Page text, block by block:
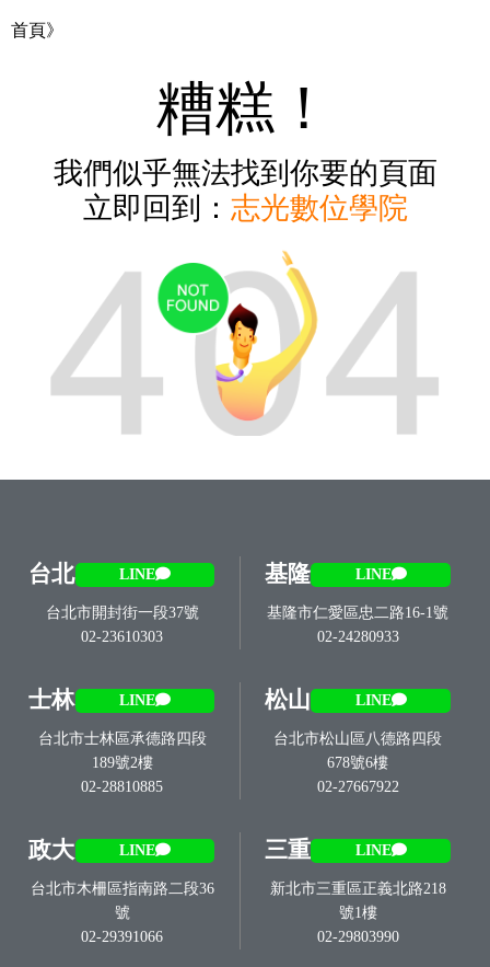
首頁》
糟糕！
我們似乎無法找到你要的頁面
立即回到： 志光數位學院
台北 LINE
台北市開封街一段37號
02-23610303
基隆 LINE
基隆市仁愛區忠二路16-1號
02-24280933
士林 LINE
台北市士林區承德路四段
189號2樓
02-28810885
松山 LINE
台北市松山區八德路四段
678號6樓
02-27667922
政大 LINE
台北市木柵區指南路二段36
號
02-29391066
三重 LINE
新北市三重區正義北路218
號1樓
02-29803990